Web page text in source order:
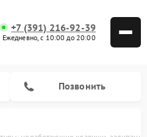
+7 (391) 216-92-39
Ежедневно, с 10:00 до 20:00
Позвонить